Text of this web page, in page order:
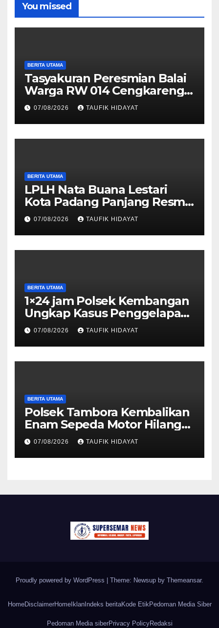
You missed
BERITA UTAMA
Tasyakuran Peresmian Balai
Warga RW 014 Cengkareng
Timur, Warga Didorong
Manfaatkan untuk
Musyawarah dan Kegiatan
Sosial
07/08/2026 TAUFIK HIDAYAT
BERITA UTAMA
LPLH Nata Buana Lestari
Kota Padang Panjang Resmi
Dilantik, Diharapkan Perkuat
Sinergi Pelestarian
Lingkungan
07/08/2026 TAUFIK HIDAYAT
BERITA UTAMA
1×24 jam Polsek Kembangan
Ungkap Kasus Penggelapan
Motor Bermodus Kenalan di
Aplikasi Kencan, Pelaku
Dibekuk di Ciputat
07/08/2026 TAUFIK HIDAYAT
BERITA UTAMA
Polsek Tambora Kembalikan
Enam Sepeda Motor Hilang
kepada Pemilik, Wujud Nyata
Pelayanan Presisi Polri
07/08/2026 TAUFIK HIDAYAT
Proudly powered by WordPress Theme: Newsup by Themeansar.
HomeDisclaimerHomeIklanIndeks beritaKode Etik Pedoman Media Siber
Pedoman Media siberPrivacy PolicyRedaksi